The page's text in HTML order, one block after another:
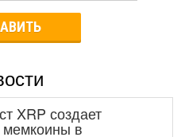
XRP создает
в